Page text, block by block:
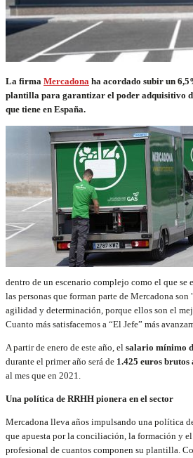
La firma Mercadona ha acordado subir un
plantilla para garantizar el poder adquisitivo
que tiene en España.
dentro de un escenario complejo como el que se
las personas que forman parte de Mercadona son
agilidad y determinación, porque ellos son el
Cuanto más satisfacemos a “El Jefe” más
A partir de enero de este año, el salario mínimo
durante el primer año será de 1.425 euros brutos
al mes que en 2021.
Una política de RRHH pionera en el sector
Mercadona lleva años impulsando una política
que apuesta por la conciliación, la formación y
profesional de cuantos componen su plantilla.